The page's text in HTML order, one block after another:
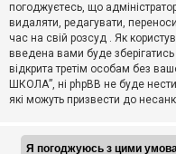
Д
о
п
о
м
погоджуєтесь, що
видаляти, редагувати,
час на свій розсуд . Як
введена вами буде
відкрита третім особам без
ШКОЛА”, ні phpBB не буде нести
які можуть призвести до